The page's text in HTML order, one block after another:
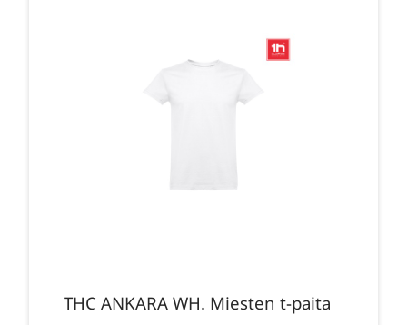
THC ANKARA WH. Miesten t-paita